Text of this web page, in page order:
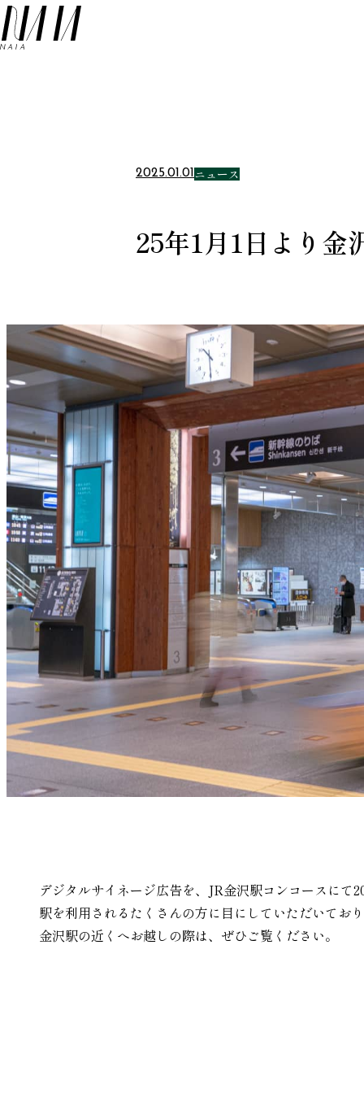
NAIA
2025.01.01 ニュース
25年1月1日より金
デジタルサイネージ広告を、JR金沢駅コンコースにて
駅を利用されるたくさんの方に目にしていただいてお
金沢駅の近くへお越しの際は、ぜひご覧ください。